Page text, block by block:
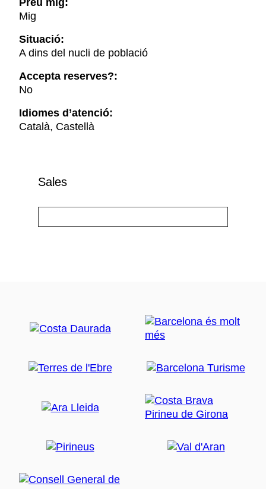
Preu mig:
Mig
Situació:
A dins del nucli de població
Accepta reserves?:
No
Idiomes d’atenció:
Català, Castellà
Sales